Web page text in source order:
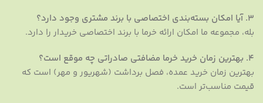
۳. آیا امکان بسته‌بندی اختصاصی با برند مشتری وجود دارد؟
بله، مجموعه ما امکان ارائه خرما با برند اختصاصی خریدار را دارد.
۴. بهترین زمان خرید خرما مضافتی صادراتی چه موقع است؟
بهترین زمان خرید عمده، فصل برداشت (شهریور و مهر) است که
قیمت مناسب‌تر است.